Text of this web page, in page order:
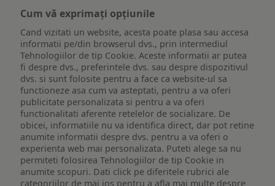
Cum vă exprimați opțiunile
Cand vizitati un website, acesta poate plasa sau accesa
informatii pe/din browserul dvs., prin intermediul
Tehnologiilor de tip Cookie. Aceste informatii ar putea
fi despre dvs., preferintele dvs. sau despre dispozitivul
dvs. si sunt folosite pentru a face ca website-ul sa
functioneze asa cum va asteptati, pentru a va oferi
publicitate personalizata si pentru a va oferi
functionalitati aferente retelelor de socializare. De
obicei, informatiile nu va identifica direct, dar pot retine
anumite informatii despre dvs. pentru a va oferi o
experienta web mai personalizata. Puteti alege sa nu
permiteti folosirea Tehnologiilor de tip Cookie in
anumite scopuri. Dati click pe diferitele rubrici ale
categoriilor de mai jos pentru a afla mai multe despre